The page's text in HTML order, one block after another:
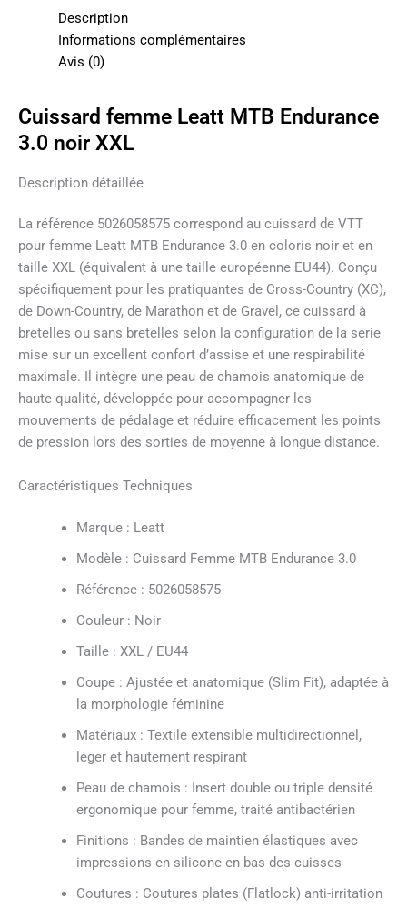
Description
Informations complémentaires
Avis (0)
Cuissard femme Leatt MTB Endurance
3.0 noir XXL
Description détaillée
La référence 5026058575 correspond au cuissard de VTT
pour femme Leatt MTB Endurance 3.0 en coloris noir et en
taille XXL (équivalent à une taille européenne EU44). Conçu
spécifiquement pour les pratiquantes de Cross-Country (XC),
de Down-Country, de Marathon et de Gravel, ce cuissard à
bretelles ou sans bretelles selon la configuration de la série
mise sur un excellent confort d’assise et une respirabilité
maximale. Il intègre une peau de chamois anatomique de
haute qualité, développée pour accompagner les
mouvements de pédalage et réduire efficacement les points
de pression lors des sorties de moyenne à longue distance.
Caractéristiques Techniques
Marque : Leatt
Modèle : Cuissard Femme MTB Endurance 3.0
Référence : 5026058575
Couleur : Noir
Taille : XXL / EU44
Coupe : Ajustée et anatomique (Slim Fit), adaptée à
la morphologie féminine
Matériaux : Textile extensible multidirectionnel,
léger et hautement respirant
Peau de chamois : Insert double ou triple densité
ergonomique pour femme, traité antibactérien
Finitions : Bandes de maintien élastiques avec
impressions en silicone en bas des cuisses
Coutures : Coutures plates (Flatlock) anti-irritation